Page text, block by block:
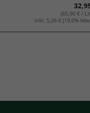
(65,90 € /
inkl. 5,26 € (19.0%